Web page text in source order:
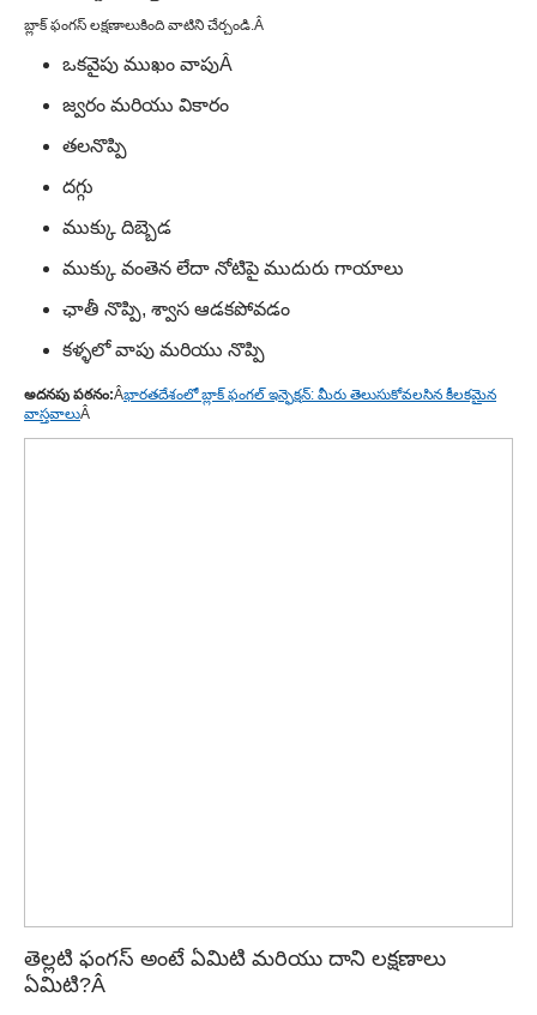
బ్లాక్ ఫంగస్ లక్షణాలుకింది వాటిని చేర్చండి.Â
ఒకవైపు ముఖం వాపుÂ
జ్వరం మరియు వికారం
తలనొప్పి
దగ్గు
ముక్కు దిబ్బెడ
ముక్కు వంతెన లేదా నోటిపై ముదురు గాయాలు
ఛాతీ నొప్పి, శ్వాస ఆడకపోవడం
కళ్ళలో వాపు మరియు నొప్పి
అదనపు పఠనం:Âభారతదేశంలో బ్లాక్ ఫంగల్ ఇన్ఫెక్షన్: మీరు తెలుసుకోవలసిన కీలకమైన
వాస్తవాలుÂ
తెల్లటి ఫంగస్ అంటే ఏమిటి మరియు దాని లక్షణాలు
ఏమిటి?Â